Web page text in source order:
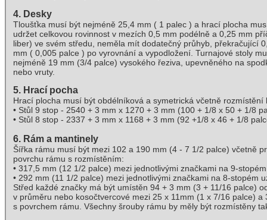
4. Desky
Tloušťka musí být nejméně 25,4 mm ( 1 palec ) a hrací plocha
udržet celkovou rovinnost v mezích 0,5 mm podélně a 0,25 mm
liber) ve svém středu, neměla mít dodatečný průhyb, překračující
mm ( 0,005 palce ) po vyrovnání a vypodložení. Turnajové stoly
nejméně 19 mm (3/4 palce) vysokého řeziva, upevněného na
nebo vruty.
5. Hrací pocha
Hrací plocha musí být obdélníková a symetrická včetně rozmístění
• Stůl 9 stop - 2540 + 3 mm x 1270 + 3 mm (100 + 1/8 x 50 + 1/8
• Stůl 8 stop - 2337 + 3 mm x 1168 + 3 mm (92 +1/8 x 46 + 1/8
6. Rám a mantinely
Šířka rámu musí být mezi 102 a 190 mm (4 - 7 1/2 palce) včetně
povrchu rámu s rozmístěním:
• 317,5 mm (12 1/2 palce) mezi jednotlivými značkami na 9-
• 292 mm (11 1/2 palce) mezi jednotlivými značkami na 8-stopém
Střed každé značky má být umístěn 94 + 3 mm (3 + 11/16 palce)
v průměru nebo kosočtvercové mezi 25 x 11mm (1 x 7/16 palce)
s povrchem rámu. Všechny šrouby rámu by měly být rozmístěny